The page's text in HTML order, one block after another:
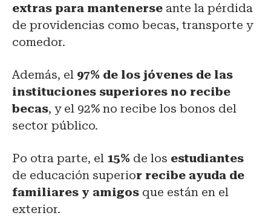
extras para mantenerse ante la pérdida
de providencias como becas, transporte y
comedor.
Además, el 97% de los jóvenes de las
instituciones superiores no recibe
becas, y el 92% no recibe los bonos del
sector público.
Po otra parte, el 15% de los estudiantes
de educación superior recibe ayuda de
familiares y amigos que están en el
exterior.